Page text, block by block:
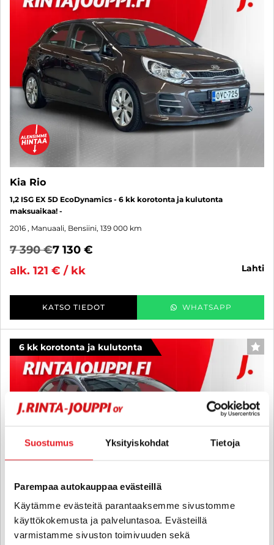
Suostumus Yksityiskohdat Tietoja
Parempaa autokauppaa evästeillä
Käytämme evästeitä parantaaksemme sivustomme
käyttökokemusta ja palveluntasoa. Evästeillä
varmistamme sivuston toimivuuden sekä
Kia Rio
1,2 ISG EX 5D EcoDynamics - 6 kk korotonta ja kulutonta
maksuaikaa! -
2016 , Manuaali, Bensiini, 139 000 km
7 390 €7 130 €
alk. 121 € / kk
lahti
KATSO TIEDOT WHATSAPP
6 kk korotonta ja kulutonta